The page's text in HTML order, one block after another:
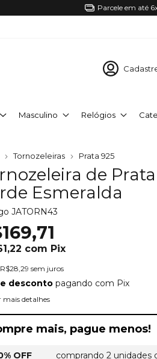
Parcele em até
Masculino Relógios
Tornozeleiras Prata 925
de
Esmeralda
JATORN43
com Pix
R$28,29 sem juros
desconto pagando com Pix
mais detalhes
mais, pague menos!
OFF
comprando 2 unidades